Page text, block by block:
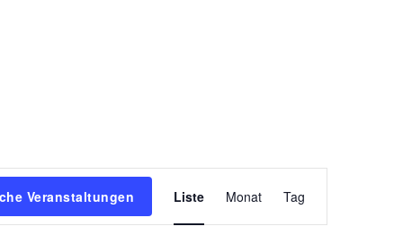
Veranstaltungen
Ansichten-
Liste Monat Tag